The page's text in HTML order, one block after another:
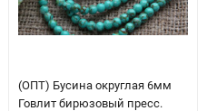
(ОПТ) Бусина округлая 6мм
Говлит бирюзовый пресс.